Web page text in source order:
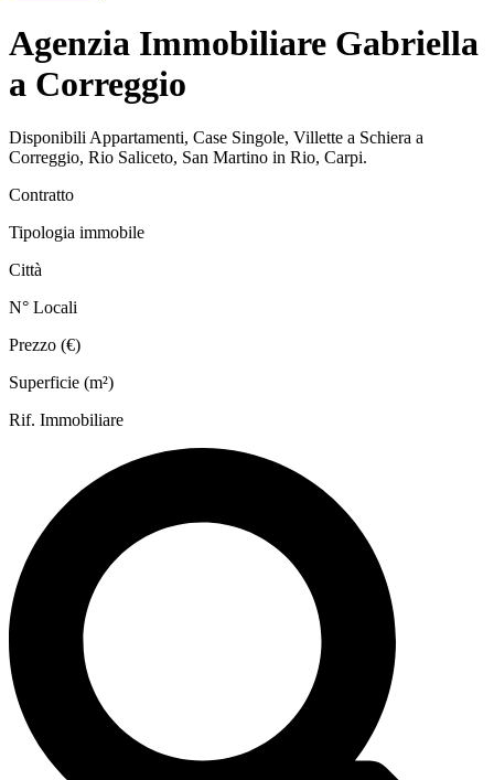
Agenzia Immobiliare Gabriella
a Correggio
Disponibili Appartamenti, Case Singole, Villette a Schiera a
Correggio, Rio Saliceto, San Martino in Rio, Carpi.
Contratto
Tipologia immobile
Città
N° Locali
Prezzo (€)
Superficie (m²)
Rif. Immobiliare